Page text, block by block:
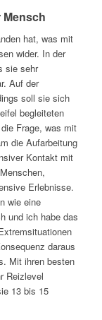
hat, was mit
wider. In der
sie sehr
Auf der
soll sie sich
begleiteten
Frage, was mit
die Aufarbeitung
Kontakt mit
Erlebnisse.
wie eine
und ich habe das
daraus
Mit ihren besten
Reizlevel
13 bis 15